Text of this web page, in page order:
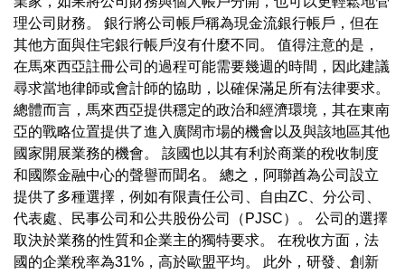
理公司財務。 銀行將公司帳戶稱為現金流銀行帳戶，但在
其他方面與住宅銀行帳戶沒有什麼不同。 值得注意的是，
在馬來西亞註冊公司的過程可能需要幾週的時間，因此建議
尋求當地律師或會計師的協助，以確保滿足所有法律要求。
總體而言，馬來西亞提供穩定的政治和經濟環境，其在東南
亞的戰略位置提供了進入廣闊市場的機會以及與該地區其他
國家開展業務的機會。 該國也以其有利於商業的稅收制度
和國際金融中心的聲譽而聞名。 總之，阿聯酋為公司設立
提供了多種選擇，例如有限責任公司、自由ZC、分公司、
代表處、民事公司和公共股份公司（PJSC）。 公司的選擇
取決於業務的性質和企業主的獨特要求。 在稅收方面，法
國的企業稅率為31%，高於歐盟平均。 此外，研發、創新